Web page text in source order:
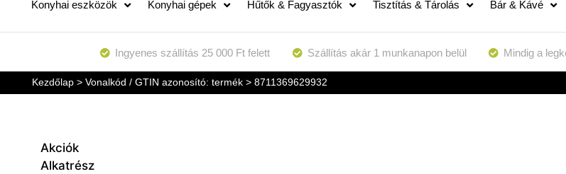
Konyhai eszközök Konyhai gépek Hűtők & Fagyasztók Tisztítás & Tárolás Bár & Kávé
Ingyenes szállítás 25 000 Ft felett Szállítás akár 1 munkanapon belül Mindig a
Kezdőlap> Vonalkód / GTIN azonosító: termék > 8711369629932
Akciók
Alkatrész